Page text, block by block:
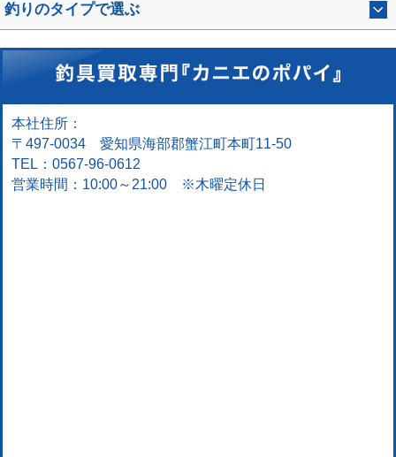
釣りのタイプで選ぶ
本社住所：
〒497-0034 愛知県海部郡蟹江町本町11-50
TEL：0567-96-0612
営業時間：10:00～21:00 ※木曜定休日